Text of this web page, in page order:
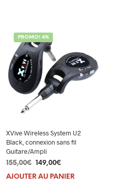
PROMO! 4%
XVive Wireless System U2
Black, connexion sans fil
Guitare/Ampli
155,00€ Le
prix
149,00€Le
prix
AJOUTER AU PANIER